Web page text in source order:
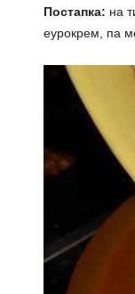
Постапка: на
еурокрем, па